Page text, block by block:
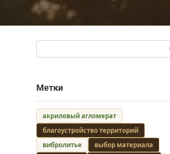
Метки
акриловый агломерат
благоустройство территорий
вибролитье
выбор материала